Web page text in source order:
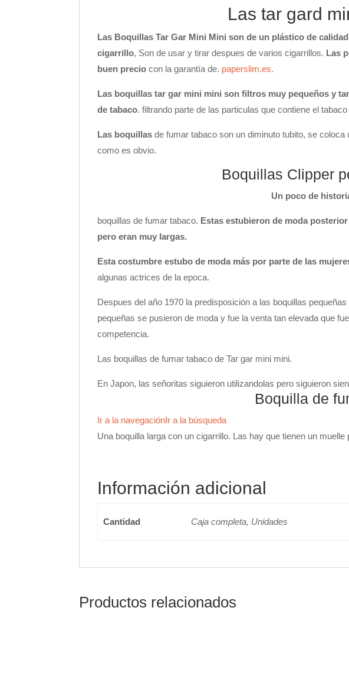
Las tar gard
Las Boquillas Tar Gar Mini Mini son de un plástico de
cigarrillo, Son de usar y tirar despues de varios cigarrillos. Las
buen precio con la garantía de. paperslim.es.
Las boquillas tar gar mini mini son filtros muy pequeños y
de tabaco. filtrando parte de las particulas que contiene el
Las boquillas de fumar tabaco son un diminuto tubito, se
como es obvio.
Boquillas Clipper
Un poco de
boquillas de fumar tabaco. Estas estubieron de moda
pero eran muy largas.
Esta costumbre estubo de moda más por parte de las
algunas actrices de la epoca.
Despues del año 1970 la predisposición a las boquillas
pequeñas se pusieron de moda y fue la venta tan elevada que
competencia.
Las boquillas de fumar tabaco de Tar gar mini mini.
En Japon, las señoritas siguieron utilizandolas pero siguieron
Boquilla de
Ir a la navegaciónIr a la búsqueda
Una boquilla larga con un cigarrillo. Las hay que tienen un
Información adicional
Cantidad Caja completa, Unidades
Productos relacionados